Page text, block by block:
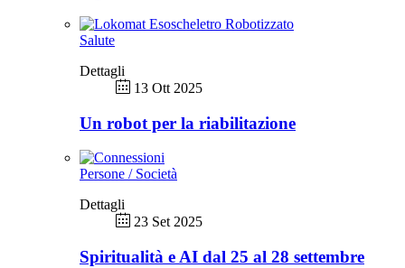
Salute
Dettagli
13 Ott 2025
Un robot per la riabilitazione
Persone / Società
Dettagli
23 Set 2025
Spiritualità e AI dal 25 al 28 settembre